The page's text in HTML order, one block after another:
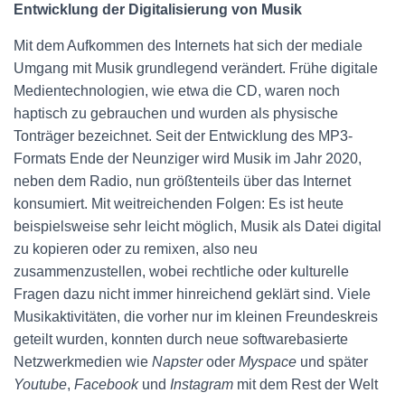
Entwicklung der Digitalisierung von Musik
Mit dem Aufkommen des Internets hat sich der mediale
Umgang mit Musik grundlegend verändert. Frühe digitale
Medientechnologien, wie etwa die CD, waren noch
haptisch zu gebrauchen und wurden als physische
Tonträger bezeichnet. Seit der Entwicklung des MP3-
Formats Ende der Neunziger wird Musik im Jahr 2020,
neben dem Radio, nun größtenteils über das Internet
konsumiert. Mit weitreichenden Folgen: Es ist heute
beispielsweise sehr leicht möglich, Musik als Datei digital
zu kopieren oder zu remixen, also neu
zusammenzustellen, wobei rechtliche oder kulturelle
Fragen dazu nicht immer hinreichend geklärt sind. Viele
Musikaktivitäten, die vorher nur im kleinen Freundeskreis
geteilt wurden, konnten durch neue softwarebasierte
Netzwerkmedien wie Napsteroder Myspace und später
Youtube, Facebookund Instagram mit dem Rest der Welt